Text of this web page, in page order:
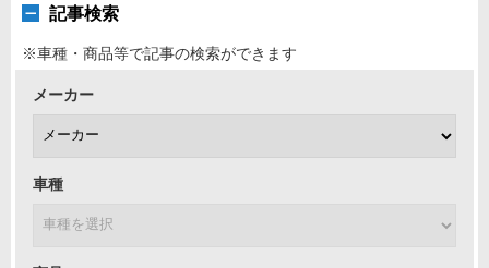
記事検索
※車種・商品等で記事の検索ができます
メーカー
車種